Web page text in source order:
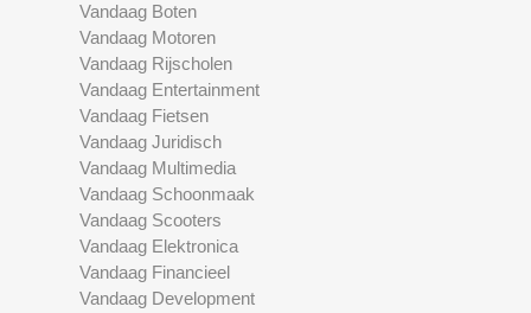
Vandaag Boten
Vandaag Motoren
Vandaag Rijscholen
Vandaag Entertainment
Vandaag Fietsen
Vandaag Juridisch
Vandaag Multimedia
Vandaag Schoonmaak
Vandaag Scooters
Vandaag Elektronica
Vandaag Financieel
Vandaag Development